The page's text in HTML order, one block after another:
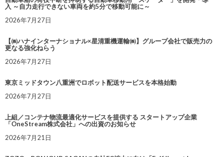
入 ～自力走行できない車両を約5分で移動可能に～
2026年7月27日
【㈱ハナインターナショナル×星清重機運輸㈱】グループ会社で販売力の
更なる強化ねらう
2026年7月27日
東京ミッドタウン八重洲でロボット配送サービスを本格始動
2026年7月27日
上組／コンテナ物流最適化サービスを提供する スタートアップ企業
「OneStream株式会社」への出資のお知らせ
2026年7月21日